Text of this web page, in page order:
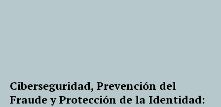
Ciberseguridad, Prevención del
Fraude y Protección de la Identidad: